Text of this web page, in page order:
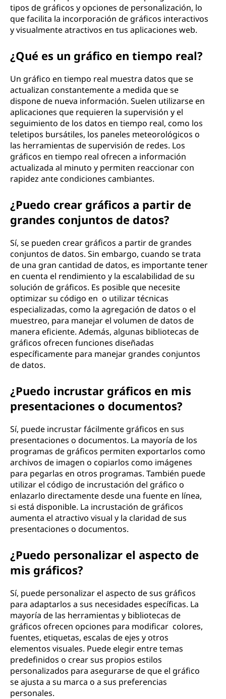
tipos de gráficos y opciones de personalización, lo
que facilita la incorporación de gráficos interactivos
y visualmente atractivos en tus aplicaciones web.
¿Qué es un gráfico en tiempo real?
Un gráfico en tiempo real muestra datos que se
actualizan constantemente a medida que se
dispone de nueva información. Suelen utilizarse en
aplicaciones que requieren la supervisión y el
seguimiento de los datos en tiempo real, como los
teletipos bursátiles, los paneles meteorológicos o
las herramientas de supervisión de redes. Los
gráficos en tiempo real ofrecen a información
actualizada al minuto y permiten reaccionar con
rapidez ante condiciones cambiantes.
¿Puedo crear gráficos a partir de
grandes conjuntos de datos?
Sí, se pueden crear gráficos a partir de grandes
conjuntos de datos. Sin embargo, cuando se trata
de una gran cantidad de datos, es importante tener
en cuenta el rendimiento y la escalabilidad de su
solución de gráficos. Es posible que necesite
optimizar su código en o utilizar técnicas
especializadas, como la agregación de datos o el
muestreo, para manejar el volumen de datos de
manera eficiente. Además, algunas bibliotecas de
gráficos ofrecen funciones diseñadas
específicamente para manejar grandes conjuntos
de datos.
¿Puedo incrustar gráficos en mis
presentaciones o documentos?
Sí, puede incrustar fácilmente gráficos en sus
presentaciones o documentos. La mayoría de los
programas de gráficos permiten exportarlos como
archivos de imagen o copiarlos como imágenes
para pegarlas en otros programas. También puede
utilizar el código de incrustación del gráfico o
enlazarlo directamente desde una fuente en línea,
si está disponible. La incrustación de gráficos
aumenta el atractivo visual y la claridad de sus
presentaciones o documentos.
¿Puedo personalizar el aspecto de
mis gráficos?
Sí, puede personalizar el aspecto de sus gráficos
para adaptarlos a sus necesidades específicas. La
mayoría de las herramientas y bibliotecas de
gráficos ofrecen opciones para modificar colores,
fuentes, etiquetas, escalas de ejes y otros
elementos visuales. Puede elegir entre temas
predefinidos o crear sus propios estilos
personalizados para asegurarse de que el gráfico
se ajusta a su marca o a sus preferencias
personales.